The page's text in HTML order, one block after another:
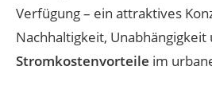
Verfügung – ein attraktives
Nachhaltigkeit, Unabhängigkeit
Stromkostenvorteile im